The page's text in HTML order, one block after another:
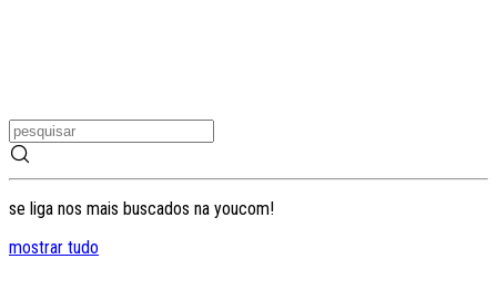
se liga nos mais buscados na youcom!
mostrar tudo